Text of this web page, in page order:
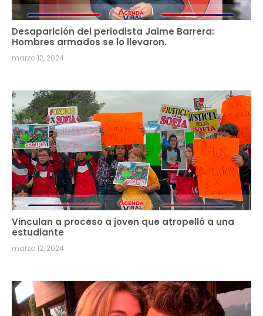
Desaparición del periodista Jaime Barrera:
Hombres armados se lo llevaron.
marzo 12, 2024
Vinculan a proceso a joven que atropelló a una
estudiante
marzo 12, 2024